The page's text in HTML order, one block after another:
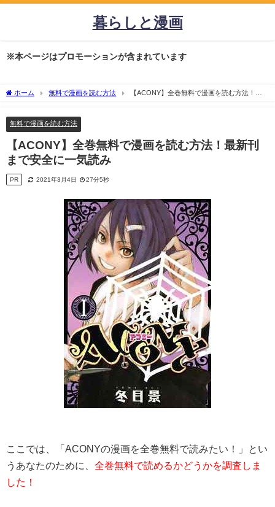
暮らしと漫画
※本ページはプロモーションが含まれています
ホーム 無料で漫画を読む方法
【ACONY】全巻無料で漫画を読む方法！最
無料で漫画を読む方法
【ACONY】全巻無料で漫画を読む方法！最新刊
まで安全に一気読み
PR 2021年3月4日 27分5秒
ここでは、「ACONYの漫画を全巻無料で読みたい！」とい
うあなたのために、 全巻無料で読めるかどうかを調査しま
した！